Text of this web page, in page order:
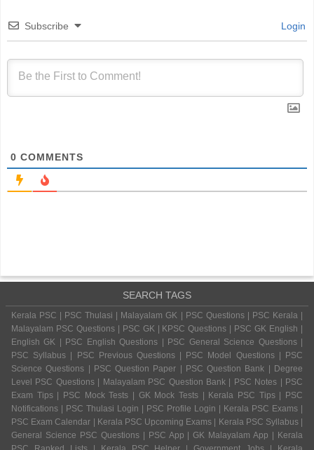
Subscribe Login
0 COMMENTS
SEARCH TAGS
Kerala PSC | PSC Thulasi | Malayalam GK | PSC Questions | PSC Kerala |
Malayalam PSC Questions | PSC GK | KPSC Questions | PSC GK English |
English GK | PSC English Questions | PSC General Science Questions |
PSC Syllabus | PSC Previous Questions | PSC Model Questions | PSC
Science Questions | PSC Question Paper | PSC Question Bank | Degree
Level PSC Questions | Malayalam PSC Question Bank | PSC Notes | PSC
Exam Tips | PSC Mock Tests | GK Mock Tests | Kerala PSC Tips | PSC
Notifications | PSC Thulasi Login | PSC Profile Login | Kerala PSC Exams |
PSC Exam Calendar | Kerala PSC Upcoming Exams | Kerala PSC Syllabus |
General Science PSC Questions | PSC App | GK Malayalam App | Kerala